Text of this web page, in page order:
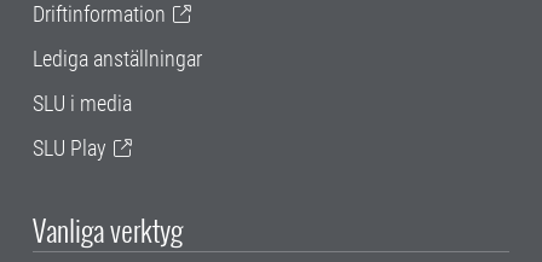
Driftinformation
Lediga anställningar
SLU i media
SLU Play
Vanliga verktyg